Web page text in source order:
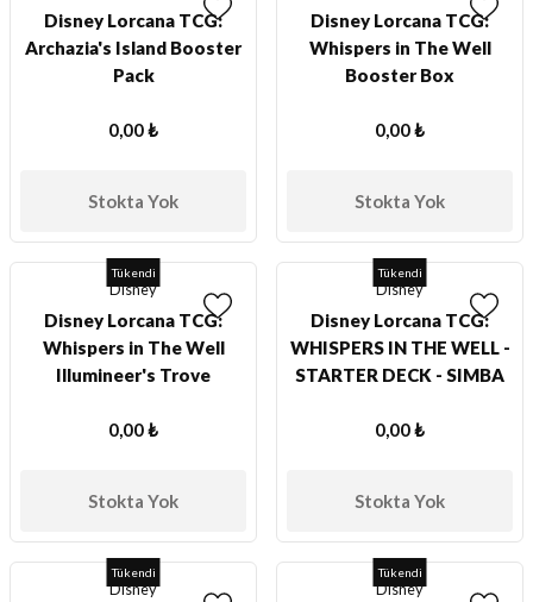
Disney Lorcana TCG:
Archazia's Island Booster
Pack
0,00 ₺
Stokta Yok
Disney Lorcana TCG:
Whispers in The Well
Booster Box
0,00 ₺
Stokta Yok
Tükendi
Disney
Disney Lorcana TCG:
Whispers in The Well
Illumineer's Trove
0,00 ₺
Stokta Yok
Tükendi
Disney
Disney Lorcana TCG:
WHISPERS IN THE WELL -
STARTER DECK - SIMBA
0,00 ₺
Stokta Yok
Tükendi
Disney
Tükendi
Disney